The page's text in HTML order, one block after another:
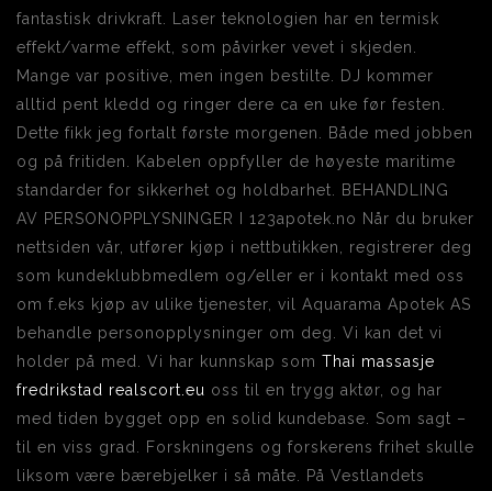
fantastisk drivkraft. Laser teknologien har en termisk
effekt/varme effekt, som påvirker vevet i skjeden.
Mange var positive, men ingen bestilte. DJ kommer
alltid pent kledd og ringer dere ca en uke før festen.
Dette fikk jeg fortalt første morgenen. Både med jobben
og på fritiden. Kabelen oppfyller de høyeste maritime
standarder for sikkerhet og holdbarhet. BEHANDLING
AV PERSONOPPLYSNINGER I 123apotek.no Når du bruker
nettsiden vår, utfører kjøp i nettbutikken, registrerer deg
som kundeklubbmedlem og/eller er i kontakt med oss
om f.eks kjøp av ulike tjenester, vil Aquarama Apotek AS
behandle personopplysninger om deg. Vi kan det vi
holder på med. Vi har kunnskap som Thai massasje
fredrikstad realscort.eu oss til en trygg aktør, og har
med tiden bygget opp en solid kundebase. Som sagt –
til en viss grad. Forskningens og forskerens frihet skulle
liksom være bærebjelker i så måte. På Vestlandets